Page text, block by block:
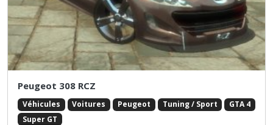
Peugeot 308 RCZ
Véhicules Voitures Peugeot Tuning / Sport
GTA 4
Super GT